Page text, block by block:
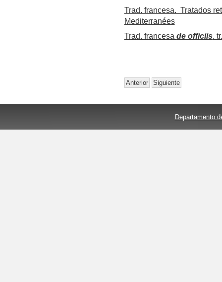
Trad. francesa. Tratados
Mediterranées
Trad. francesa de officiis.
Anterior Siguiente
Departamento